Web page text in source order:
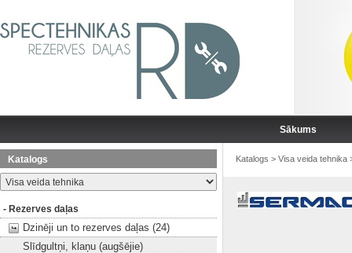
Sākums
Katalogs
- Rezerves daļas
Dzinēji un to rezerves daļas (24)
Slīdgultņi, klaņu (augšējie)
Katalogs > Visa veida tehnika